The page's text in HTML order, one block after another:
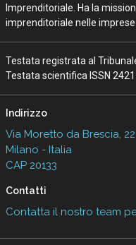
Imprenditoriale. Ha la
imprenditoriale nelle
Testata registrata al
Testata scientifica ISSN
Indirizzo
Via Moretto da Brescia, 22
Milano - Italia
CAP 20133
Contatti
Contatta il nostro team